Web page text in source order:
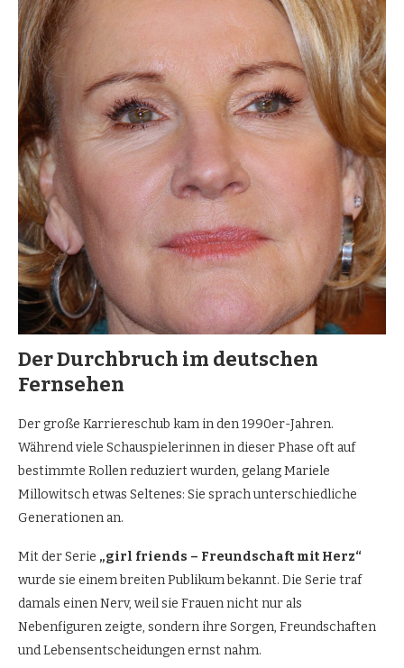
Der Durchbruch im deutschen
Fernsehen
Der große Karriereschub kam in den 1990er-Jahren.
Während viele Schauspielerinnen in dieser Phase oft auf
bestimmte Rollen reduziert wurden, gelang Mariele
Millowitsch etwas Seltenes: Sie sprach unterschiedliche
Generationen an.
Mit der Serie „girl friends – Freundschaft mit Herz“
wurde sie einem breiten Publikum bekannt. Die Serie traf
damals einen Nerv, weil sie Frauen nicht nur als
Nebenfiguren zeigte, sondern ihre Sorgen, Freundschaften
und Lebensentscheidungen ernst nahm.